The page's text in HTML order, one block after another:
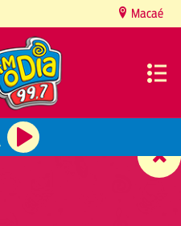
Macaé